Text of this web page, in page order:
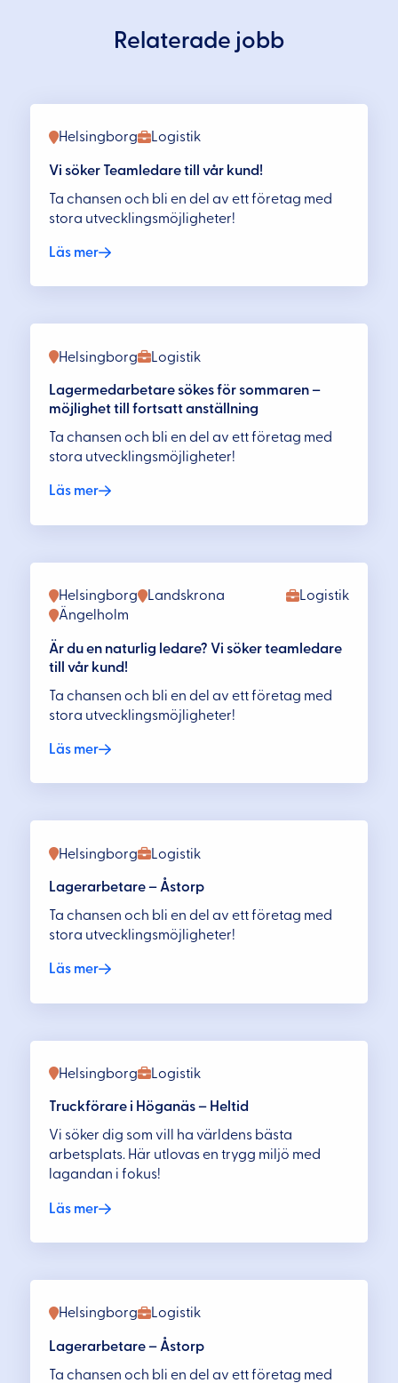
Relaterade jobb
Logistik
Helsingborg
Vi söker Teamledare till vår kund!
Ta chansen och bli en del av ett företag med
stora utvecklingsmöjligheter!
Läs mer
Logistik
Helsingborg
Lagermedarbetare sökes för sommaren –
möjlighet till fortsatt anställning
Ta chansen och bli en del av ett företag med
stora utvecklingsmöjligheter!
Läs mer
Logistik
Helsingborg
Landskrona
Ängelholm
Är du en naturlig ledare? Vi söker teamledare
till vår kund!
Ta chansen och bli en del av ett företag med
stora utvecklingsmöjligheter!
Läs mer
Logistik
Helsingborg
Lagerarbetare – Åstorp
Ta chansen och bli en del av ett företag med
stora utvecklingsmöjligheter!
Läs mer
Logistik
Helsingborg
Truckförare i Höganäs – Heltid
Vi söker dig som vill ha världens bästa
arbetsplats. Här utlovas en trygg miljö med
lagandan i fokus!
Läs mer
Logistik
Helsingborg
Lagerarbetare – Åstorp
Ta chansen och bli en del av ett företag med